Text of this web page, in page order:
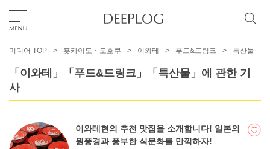
TOP
에리어
미디어 TOP 홋카이도・도호쿠 이와테 푸드&드링크 특산물
「이와테」「푸드&드링크」「특산물」에 관한 기
사
이와테현의 추천 맛집을 소개합니다! 일본의
원풍경과 풍부한 식문화를 만끽하자!